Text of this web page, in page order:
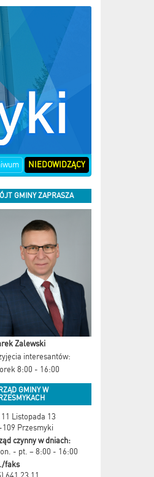
NIEDOWIDZĄCY
GMINY ZAPRASZA
Zalewski
interesantów:
8:00 - 16:00
GMINY W
Listopada 13
109 Przesmyki
czynny w dniach:
- pt. – 8:00 - 16:00
faks